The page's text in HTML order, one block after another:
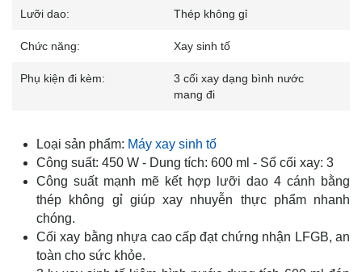
Lưỡi dao: Thép không gỉ
Chức năng: Xay sinh tố
Phụ kiện đi kèm:
3 cối xay dạng bình nước
mang đi
Loại sản phẩm: Máy xay sinh tố
Công suất: 450 W - Dung tích: 600 ml - Số cối xay: 3
Công suất mạnh mẽ kết hợp lưỡi dao 4 cánh bằng
thép không gỉ giúp xay nhuyễn thực phẩm nhanh
chóng.
Cối xay bằng nhựa cao cấp đạt chứng nhận LFGB, an
toàn cho sức khỏe.